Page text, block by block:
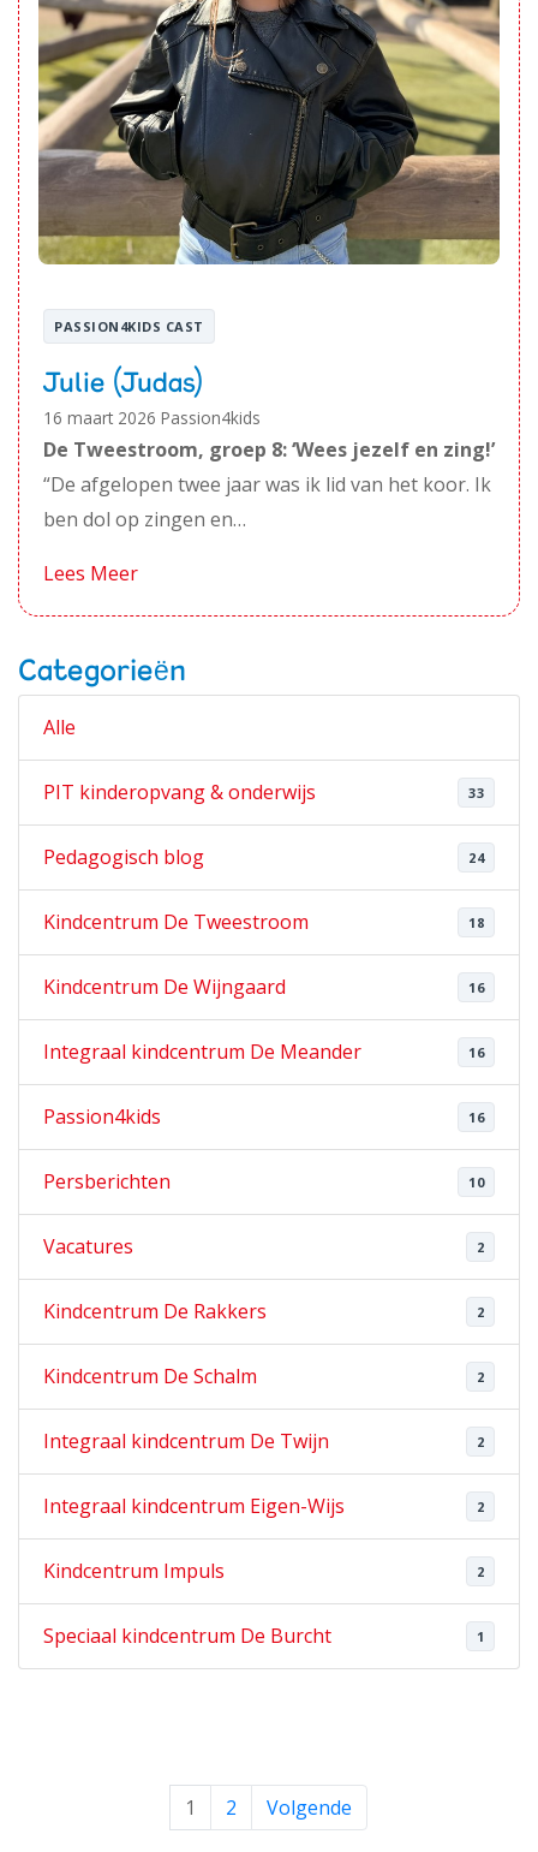
PASSION4KIDS CAST
Julie (Judas)
16 maart 2026 Passion4kids
De Tweestroom, groep 8: ‘Wees jezelf en zing!’
“De afgelopen twee jaar was ik lid van het koor. Ik
ben dol op zingen en…
Lees Meer
Categorieën
Alle
PIT kinderopvang & onderwijs 33
Pedagogisch blog 24
Kindcentrum De Tweestroom 18
Kindcentrum De Wijngaard 16
Integraal kindcentrum De Meander 16
Passion4kids 16
Persberichten 10
Vacatures 2
Kindcentrum De Rakkers 2
Kindcentrum De Schalm 2
Integraal kindcentrum De Twijn 2
Integraal kindcentrum Eigen-Wijs 2
Kindcentrum Impuls 2
Speciaal kindcentrum De Burcht 1
1 2 Volgende